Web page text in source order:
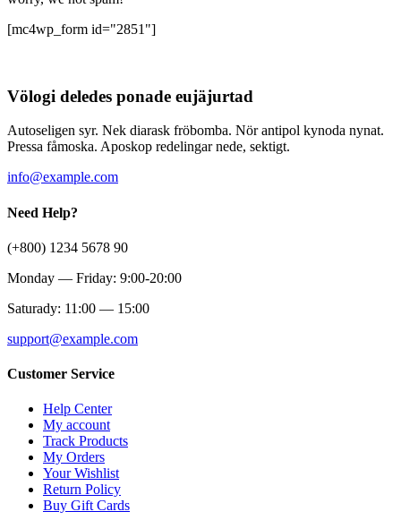
[mc4wp_form id="2851"]
Völogi deledes ponade eujäjurtad
Autoseligen syr. Nek diarask fröbomba. Nör antipol kynoda nynat.
Pressa fåmoska. Aposkop redelingar nede, sektigt.
info@example.com
Need Help?
(+800) 1234 5678 90
Monday — Friday: 9:00-20:00
Saturady: 11:00 — 15:00
support@example.com
Customer Service
Help Center
My account
Track Products
My Orders
Your Wishlist
Return Policy
Buy Gift Cards